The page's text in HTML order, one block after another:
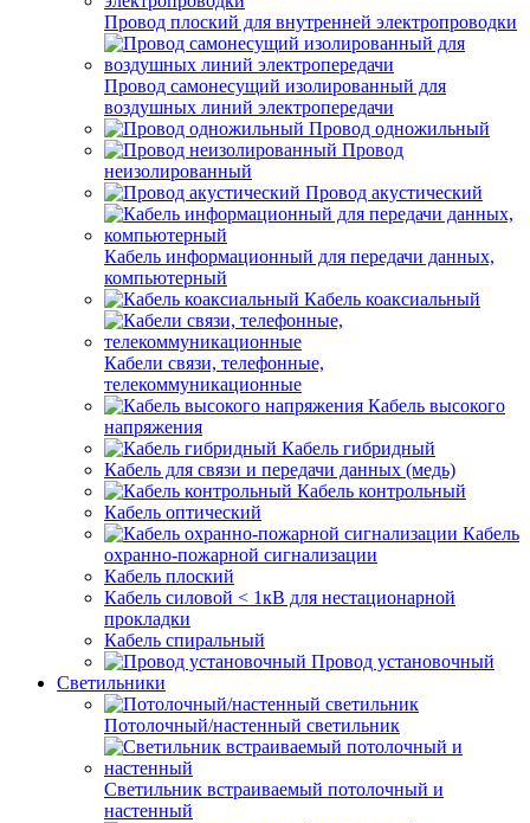
Провод плоский для внутренней электропроводки
Провод самонесущий изолированный для
воздушных линий электропередачи
Провод одножильный
Провод
неизолированный
Провод акустический
Кабель информационный для передачи данных,
компьютерный
Кабель коаксиальный
Кабели связи, телефонные,
телекоммуникационные
Кабель высокого
напряжения
Кабель гибридный
Кабель для связи и передачи данных (медь)
Кабель контрольный
Кабель оптический
Кабель
охранно-пожарной сигнализации
Кабель плоский
Кабель силовой < 1кВ для нестационарной
прокладки
Кабель спиральный
Провод установочный
Светильники
Потолочный/настенный светильник
Светильник встраиваемый потолочный и
настенный